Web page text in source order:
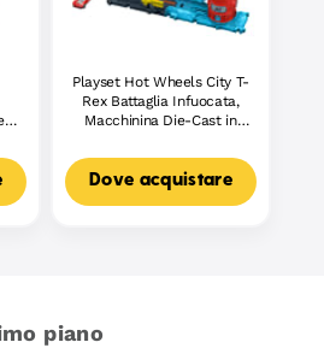
Playset Hot Wheels City T-
Rex Battaglia Infuocata,
Macchinina Die-Cast in
Nemico
Dove acquistare
piano